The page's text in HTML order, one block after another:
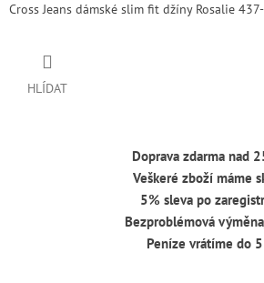
Cross Jeans dámské slim fit džíny Rosalie
HLÍDAT
Doprava zdarma nad
Veškeré zboží máme
5% sleva po
Bezproblémová
Peníze vrátíme do